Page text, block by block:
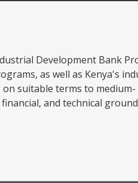
Development Bank
as well as Kenya's
suitable terms to
and technical